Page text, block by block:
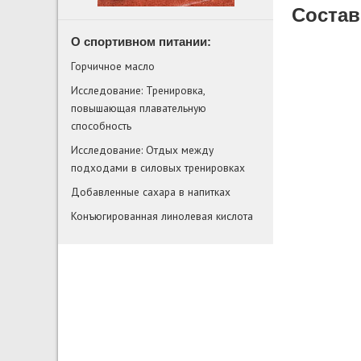
О спортивном питании:
Горчичное масло
Исследование: Тренировка,
повышающая плавательную
способность
Исследование: Отдых между
подходами в силовых тренировках
Добавленные сахара в напитках
Конъюгированная линолевая кислота